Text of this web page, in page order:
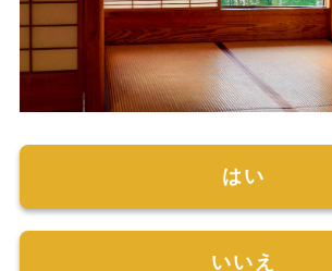
はい
いいえ